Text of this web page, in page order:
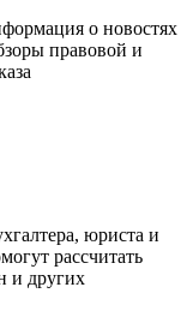
о новостях
правовой и
юриста и
рассчитать
и других